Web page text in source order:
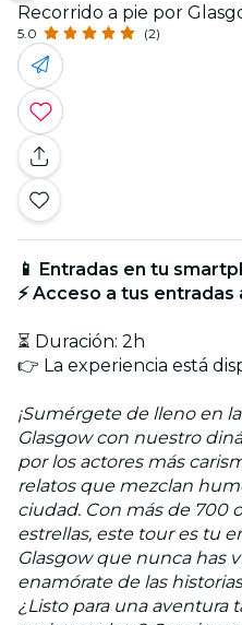
Recorrido a pie por
5.0 (2)
📱 Entradas en tu
⚡ Acceso a tus
⏳ Duración: 2h
👉 La experiencia está
¡Sumérgete de lleno en
Glasgow con nuestro
por los actores más
relatos que mezclan
ciudad. Con más de 700
estrellas, este tour es tu
Glasgow que nunca has
enamórate de las
¿Listo para una aventura